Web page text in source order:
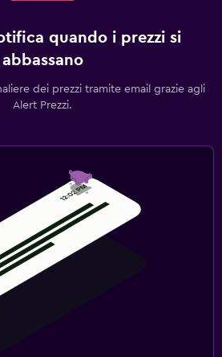
quando i prezzi si
abbassano
dei prezzi tramite email grazie agli
Alert Prezzi.